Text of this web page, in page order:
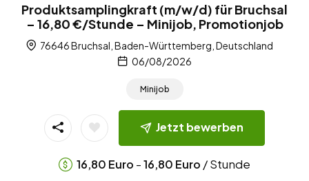
Produktsamplingkraft (m/w/d) für Bruchsal
– 16,80 €/Stunde – Minijob, Promotionjob
76646 Bruchsal, Baden-Württemberg, Deutschland
06/08/2026
Minijob
Jetzt bewerben
16,80 Euro -16,80 Euro / Stunde